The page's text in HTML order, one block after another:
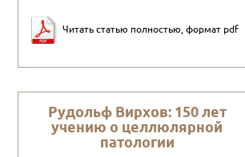
Читать статью полностью, формат pdf
Рудольф Вирхов: 150 лет
учению о целлюлярной
патологии